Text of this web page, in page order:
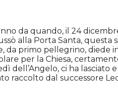
da quando, il 24
alla Porta Santa,
da primo pellegrino, diede
per la Chiesa,
dell’Angelo, ci ha
raccolto dal successore